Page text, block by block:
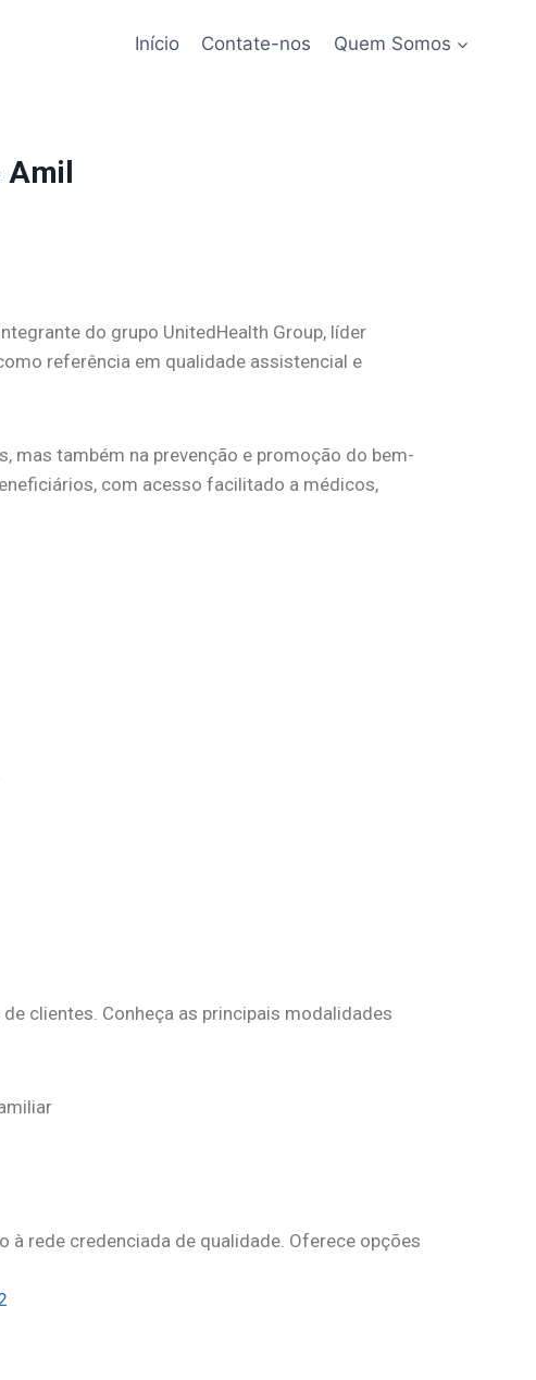
Início Contate-nos Quem Somos
do grupo UnitedHealth Group, líder
referência em qualidade assistencial e
mas também na prevenção e promoção do bem-
com acesso facilitado a médicos,
clientes. Conheça as principais modalidades
rede credenciada de qualidade. Oferece opções